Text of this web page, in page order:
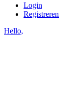
Login
Registreren
Hello,